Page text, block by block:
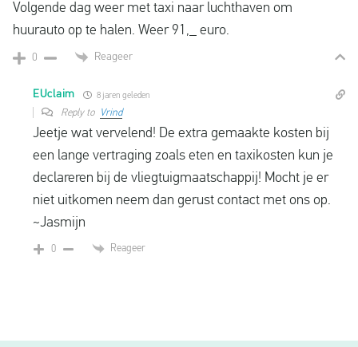
Volgende dag weer met taxi naar luchthaven om
huurauto op te halen. Weer 91,_ euro.
0 Reageer
EUclaim 8 jaren geleden
Reply to Vrind
Jeetje wat vervelend! De extra gemaakte kosten bij
een lange vertraging zoals eten en taxikosten kun je
declareren bij de vliegtuigmaatschappij! Mocht je er
niet uitkomen neem dan gerust contact met ons op.
~Jasmijn
0 Reageer